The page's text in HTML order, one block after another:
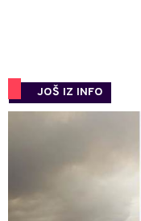
JOŠ IZ INFO